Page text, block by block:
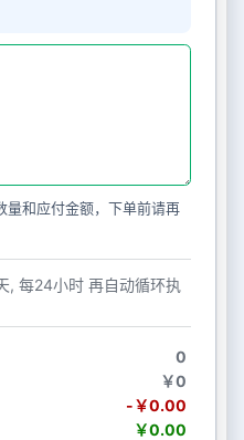
和应付金额，下单前请再
, 每24小时 再自动循环执
0
￥0
-￥0.00
￥0.00